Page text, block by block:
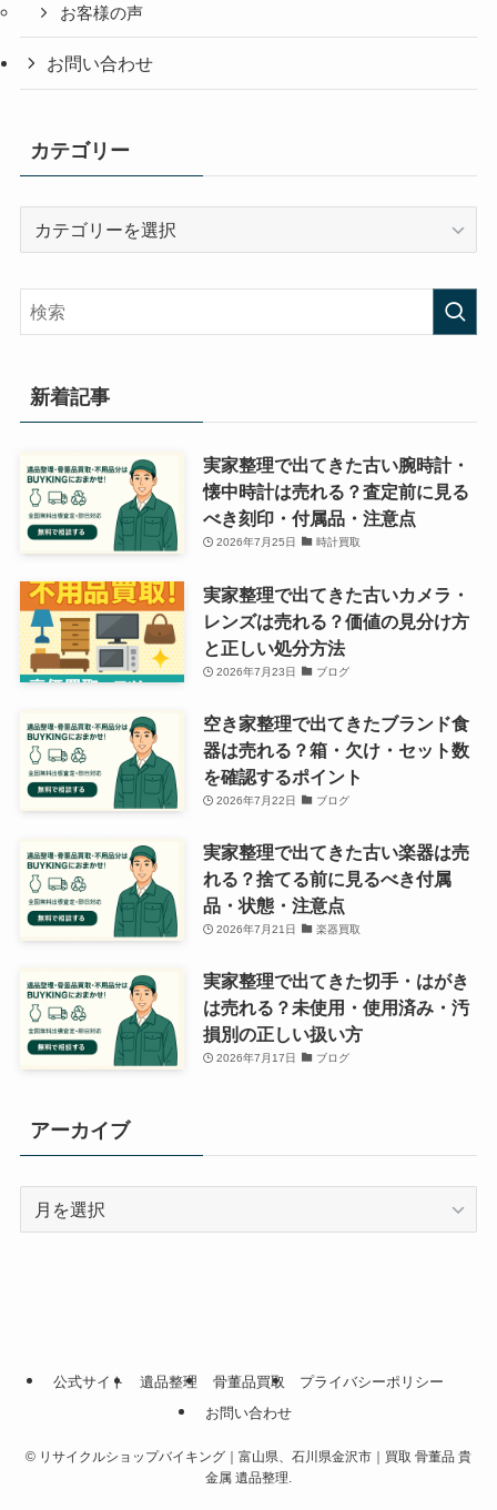
お客様の声
お問い合わせ
カテゴリー
リ
ー
新着記事
実家整理で出てきた古い腕時計・
懐中時計は売れる？査定前に見る
べき刻印・付属品・注意点
2026年7月25日 時計買取
実家整理で出てきた古いカメラ・
レンズは売れる？価値の見分け方
と正しい処分方法
2026年7月23日 ブログ
空き家整理で出てきたブランド食
器は売れる？箱・欠け・セット数
を確認するポイント
2026年7月22日 ブログ
実家整理で出てきた古い楽器は売
れる？捨てる前に見るべき付属
品・状態・注意点
2026年7月21日 楽器買取
実家整理で出てきた切手・はがき
は売れる？未使用・使用済み・汚
損別の正しい扱い方
2026年7月17日 ブログ
アーカイブ
公式サイト 遺品整理 骨董品買取
プライバシーポリシー
お問い合わせ
© リサイクルショップバイキング｜富山県、石川県金沢市｜買取 骨董品 貴
金属 遺品整理.